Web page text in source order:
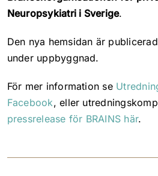
Neuropsykiatri i Sverige.
Den nya hemsidan är
under uppbyggnad.
För mer information se
Facebook, eller
pressrelease för BRAINS här.